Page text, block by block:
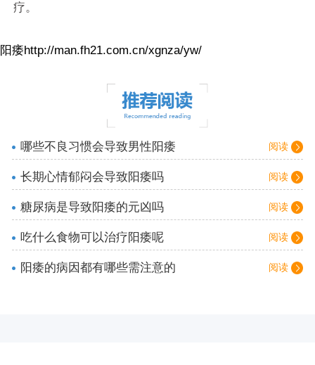
疗。
阳痿http://man.fh21.com.cn/xgnza/yw/
阅读
哪些不良习惯会导致男性阳痿
阅读
长期心情郁闷会导致阳痿吗
阅读
糖尿病是导致阳痿的元凶吗
阅读
吃什么食物可以治疗阳痿呢
阅读
阳痿的病因都有哪些需注意的